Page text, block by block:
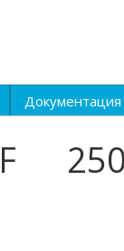
Документация